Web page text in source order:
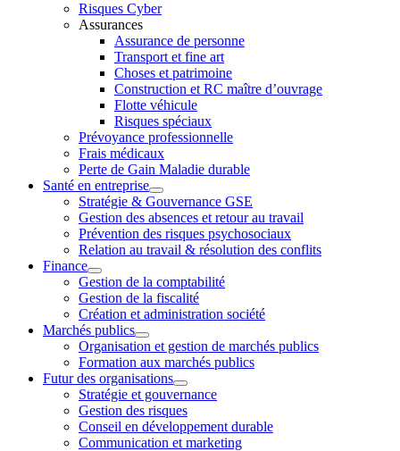
Risques Cyber
Assurances
Assurance de personne
Transport et fine art
Choses et patrimoine
Construction et RC maître d’ouvrage
Flotte véhicule
Risques spéciaux
Prévoyance professionnelle
Frais médicaux
Perte de Gain Maladie durable
Santé en entreprise
Stratégie & Gouvernance GSE
Gestion des absences et retour au travail
Prévention des risques psychosociaux
Relation au travail & résolution des conflits
Finance
Gestion de la comptabilité
Gestion de la fiscalité
Création et administration société
Marchés publics
Organisation et gestion de marchés publics
Formation aux marchés publics
Futur des organisations
Stratégie et gouvernance
Gestion des risques
Conseil en développement durable
Communication et marketing